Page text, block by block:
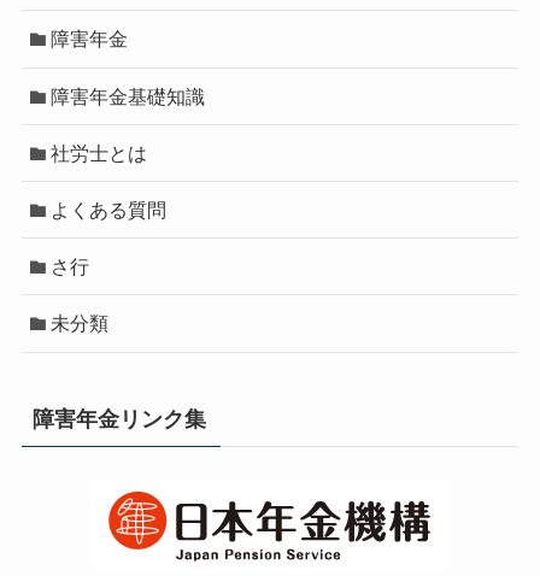
障害年金
障害年金基礎知識
社労士とは
よくある質問
さ行
未分類
障害年金リンク集